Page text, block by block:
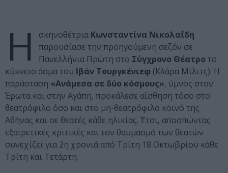
Η σκηνοθέτρια Κωνσταντίνα Νικολαΐδη
παρουσίασε την προηγούμενη σεζόν σε
Πανελλήνια Πρώτη στο Σύγχρονο Θέατρο το
κύκνειο άσμα του Ιβάν Τουργκένιεφ (Κλάρα Μίλιτς). Η
παράσταση «Ανάμεσα σε δύο κόσμους», ύμνος στον
Έρωτα και στην Αγάπη, προκάλεσε αίσθηση τόσο στο
θεατρόφιλο όσο και στο μη-θεατρόφιλο κοινό της
Αθήνας και σε θεατές κάθε ηλικίας. Έτσι, αποσπώντας
εξαιρετικές κριτικές και τον θαυμασμό των θεατών
συνεχίζει για 2η χρονιά από Τρίτη 18 Οκτωβρίου κάθε
Τρίτη και Τετάρτη.